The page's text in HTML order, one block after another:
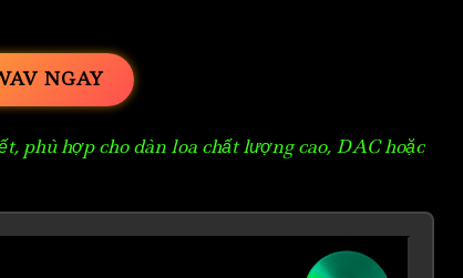
NGAY
phù hợp cho dàn loa chất lượng cao, DAC hoặc